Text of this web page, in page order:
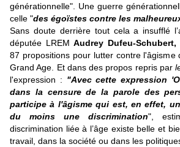
générationnelle". Une guerre
celle "des égoïstes contre les
Sans doute derrière tout cela a insufflé
députée LREMAudrey Dufeu-Schubert,
87 propositions pour lutter contre l'âgisme
Grand Age. Et dans des propos repris par
l'expression : "Avec cette expression
dans la censure de la parole des
participe à l'âgisme qui est, en effet,
du moins une discrimination",
discrimination liée à l’âge existe belle et
travail, dans la société ou dans les